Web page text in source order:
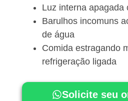
Luz interna apagada
Barulhos incomuns
de água
Comida estragando
refrigeração ligada
Solicite seu